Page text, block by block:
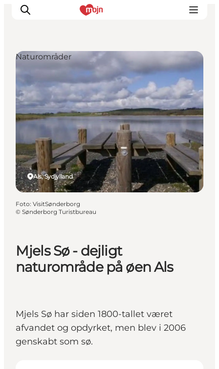
Oplevelser
Byer & Steder
Det sker
Overnatning
Planlæg din ferie
Booking
Mjels Sø - dejligt
naturområde på øen Als
Mjels Sø har siden 1800-tallet været
afvandet og opdyrket, men blev i 2006
genskabt som sø.
Als, Sydjylland
Naturområder
Foto: VisitSønderborg
© Sønderborg Turistbureau